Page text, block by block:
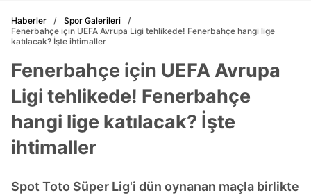
Haberler
Spor Galerileri
Fenerbahçe için UEFA Avrupa Ligi tehlikede! Fenerbahçe hangi lige
katılacak? İşte ihtimaller
Fenerbahçe için UEFA Avrupa
Ligi tehlikede! Fenerbahçe
hangi lige katılacak? İşte
ihtimaller
Spot Toto Süper Lig'i dün oynanan maçla birlikte